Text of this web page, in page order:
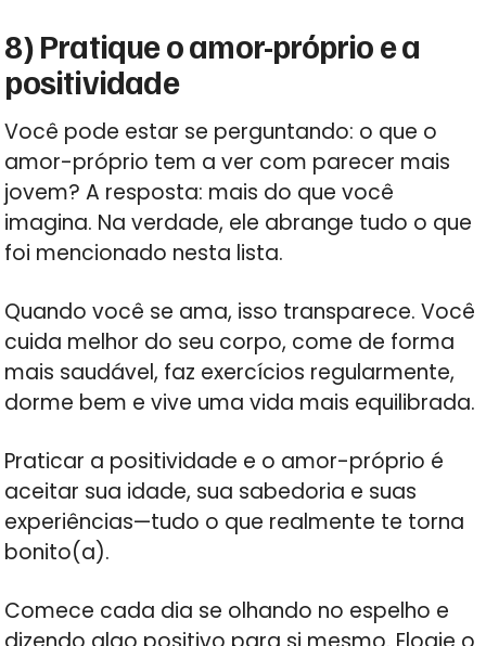
8) Pratique o amor-próprio e a
positividade
Você pode estar se perguntando: o que o
amor-próprio tem a ver com parecer mais
jovem? A resposta: mais do que você
imagina. Na verdade, ele abrange tudo o que
foi mencionado nesta lista.
Quando você se ama, isso transparece. Você
cuida melhor do seu corpo, come de forma
mais saudável, faz exercícios regularmente,
dorme bem e vive uma vida mais equilibrada.
Praticar a positividade e o amor-próprio é
aceitar sua idade, sua sabedoria e suas
experiências—tudo o que realmente te torna
bonito(a).
Comece cada dia se olhando no espelho e